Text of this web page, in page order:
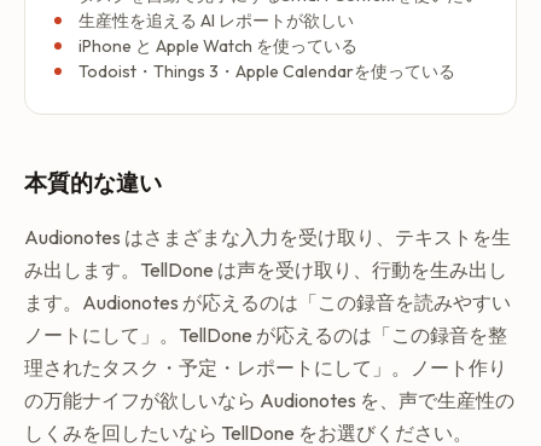
生産性を追える AI レポートが欲しい
iPhone と Apple Watch を使っている
Todoist・Things 3・Apple Calendarを使っている
本質的な違い
Audionotes はさまざまな入力を受け取り、テキストを生
み出します。TellDone は声を受け取り、行動を生み出し
ます。Audionotes が応えるのは「この録音を読みやすい
ノートにして」。TellDone が応えるのは「この録音を整
理されたタスク・予定・レポートにして」。ノート作り
の万能ナイフが欲しいなら Audionotes を、声で生産性の
しくみを回したいなら TellDone をお選びください。